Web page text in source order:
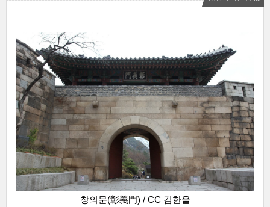
창의문(彰義門) / CC 김한울